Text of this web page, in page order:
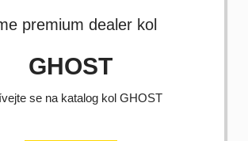
premium dealer kol
GHOST
se na katalog kol GHOST